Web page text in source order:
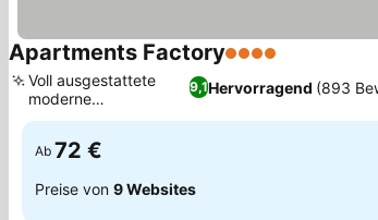
Apartments Factory4 Sterne
9,1Hervorragend (893
Voll ausgestattete
moderne
Küchenzeilen
Ab 72 €
Preise von 9 Websites